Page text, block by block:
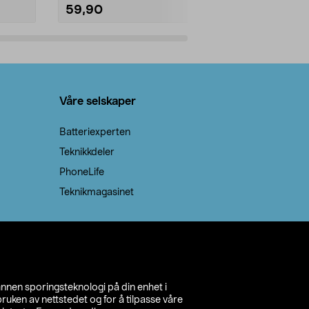
sporingsteknologi på din enhet i
av nettstedet og for å tilpasse våre
59,90
Våre selskaper
Batteriexperten
Teknikkdeler
PhoneLife
Teknikmagasinet